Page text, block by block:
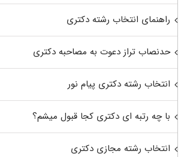
راهنمای انتخاب رشته دکتری
حدنصاب تراز دعوت به مصاحبه دکتری
انتخاب رشته دکتری پیام نور
با چه رتبه ای دکتری کجا قبول میشم؟
انتخاب رشته مجازی دکتری